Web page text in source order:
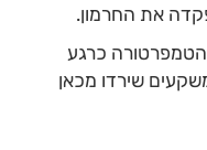
את החרמון.
כרגע
שהמשקעים שירדו מכאן